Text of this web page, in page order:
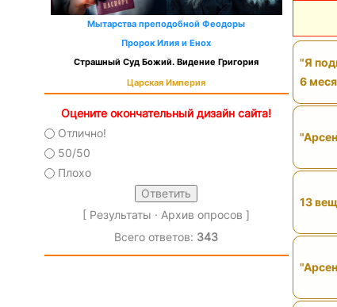
Мытарства преподобной Феодоры
Пророк Илия и Енох
Страшный Суд Божий. Видение Григория
Царская Империя
Оцените окончательный дизайн сайта!
Отлично!
50/50
Плохо
[ Результаты · Архив опросов ]
Всего ответов: 343
"Я
6
13